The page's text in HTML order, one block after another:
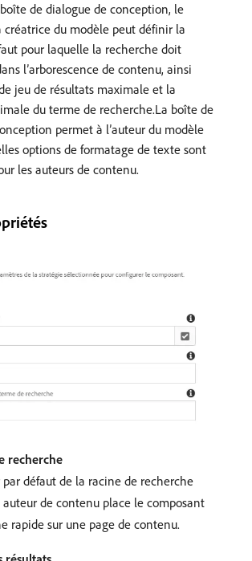
de dialogue de conception, le
créatrice du modèle peut définir la
pour laquelle la recherche doit
l’arborescence de contenu, ainsi
jeu de résultats maximale et la
du terme de recherche.La boîte de
permet à l’auteur du modèle
options de formatage de texte sont
les auteurs de contenu.
recherche
par défaut de la racine de recherche
auteur de contenu place le composant
rapide sur une page de contenu.